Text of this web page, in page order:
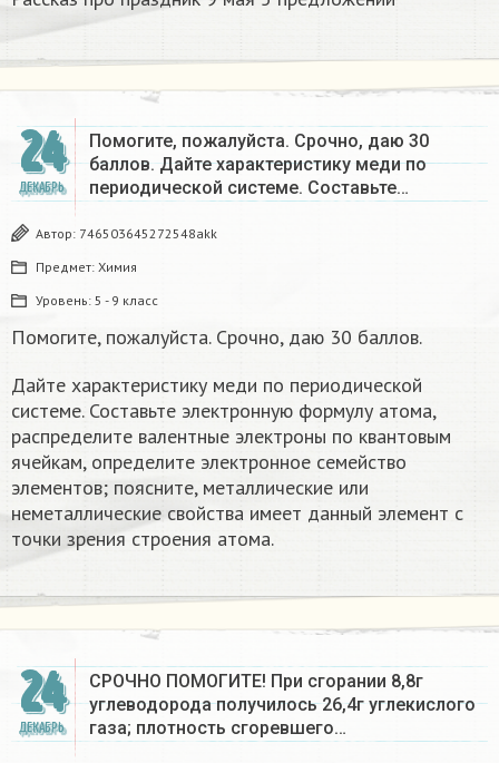
24
ДЕКАБРЬ
Помогите, пожалуйста. Срочно, даю 30
баллов. Дайте характеристику меди по
периодической системе. Составьте…
Автор: 746503645272548akk
Предмет: Химия
Уровень: 5 - 9 класс
Помогите, пожалуйста. Срочно, даю 30 баллов.
Дайте характеристику меди по периодической
системе. Составьте электронную формулу атома,
распределите валентные электроны по квантовым
ячейкам, определите электронное семейство
элементов; поясните, металлические или
неметаллические свойства имеет данный элемент с
точки зрения строения атома.
24
ДЕКАБРЬ
СРОЧНО ПОМОГИТЕ! При сгорании 8,8г
углеводорода получилось 26,4г углекислого
газа; плотность сгоревшего…